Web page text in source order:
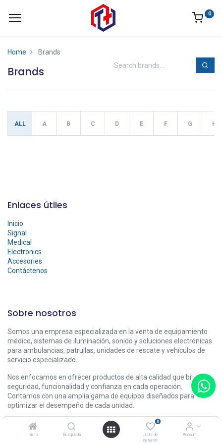
Inicio Búsqueda
0
Lista de
deseos
Account
0
Home Brands
Brands
ALL A B C D E F G H
Enlaces útiles
Inicio
Signal
Medical
Electronics
Accesories
Contáctenos
Sobre nosotros
Somos una empresa especializada en la venta de equipamiento
médico, sistemas de iluminación, sonido y soluciones electrónicas
para ambulancias, patrullas, unidades de rescate y vehículos de
servicio especializado.
Nos enfocamos en ofrecer productos de alta calidad que brindan
seguridad, funcionalidad y confianza en cada operación.
Contamos con una amplia gama de equipos diseñados para
optimizar el desempeño de cada unidad.